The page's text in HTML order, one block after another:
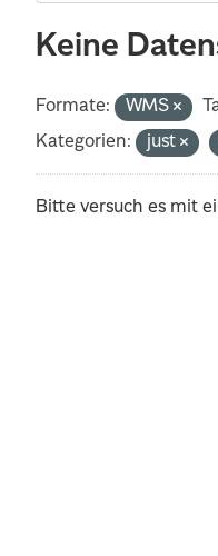
Keine
Formate: WMS
Kategorien:
just
Bitte versuch es mit